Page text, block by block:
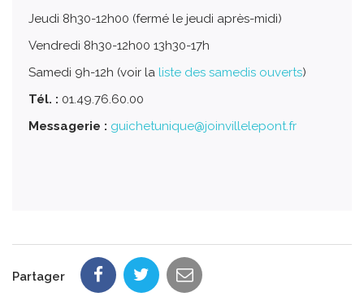
Jeudi 8h30-12h00 (fermé le jeudi après-midi)
Vendredi 8h30-12h00 13h30-17h
Samedi 9h-12h (voir la liste des samedis ouverts)
Tél. : 01.49.76.60.00
Messagerie : guichetunique@joinvillelepont.fr
Partager